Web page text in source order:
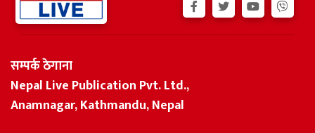
सम्पर्क ठेगाना
Nepal Live Publication Pvt. Ltd.,
Anamnagar, Kathmandu, Nepal